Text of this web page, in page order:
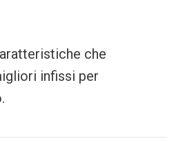
che
infissi per